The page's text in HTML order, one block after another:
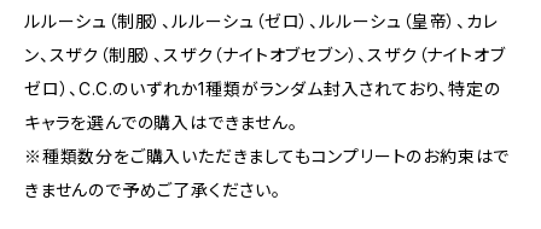
ルルーシュ（制服）、ルルーシュ（ゼロ）、ルルーシュ（皇帝）、カレ
ン、スザク（制服）、スザク（ナイトオブセブン）、スザク（ナイトオブ
ゼロ）、C.C.のいずれか1種類がランダム封入されており、特定の
キャラを選んでの購入はできません。
※種類数分をご購入いただきましてもコンプリートのお約束はで
きませんので予めご了承ください。